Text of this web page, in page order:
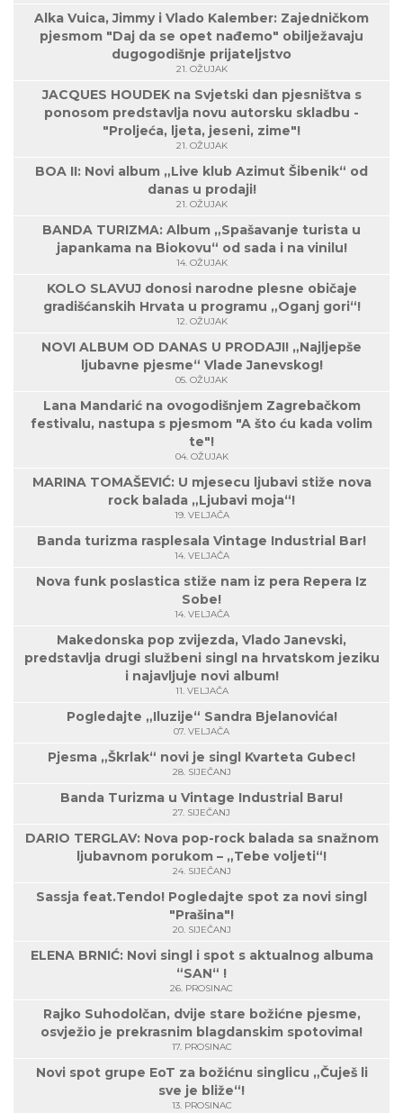
Alka Vuica, Jimmy i Vlado Kalember: Zajedničkom
pjesmom "Daj da se opet nađemo" obilježavaju
dugogodišnje prijateljstvo
21. OŽUJAK
JACQUES HOUDEK na Svjetski dan pjesništva s
ponosom predstavlja novu autorsku skladbu -
"Proljeća, ljeta, jeseni, zime"!
21. OŽUJAK
BOA II: Novi album „Live klub Azimut Šibenik“ od
danas u prodaji!
21. OŽUJAK
BANDA TURIZMA: Album „Spašavanje turista u
japankama na Biokovu“ od sada i na vinilu!
14. OŽUJAK
KOLO SLAVUJ donosi narodne plesne običaje
gradišćanskih Hrvata u programu „Oganj gori“!
12. OŽUJAK
NOVI ALBUM OD DANAS U PRODAJI! „Najljepše
ljubavne pjesme“ Vlade Janevskog!
05. OŽUJAK
Lana Mandarić na ovogodišnjem Zagrebačkom
festivalu, nastupa s pjesmom "A što ću kada volim
te"!
04. OŽUJAK
MARINA TOMAŠEVIĆ: U mjesecu ljubavi stiže nova
rock balada „Ljubavi moja“!
19. VELJAČA
Banda turizma rasplesala Vintage Industrial Bar!
14. VELJAČA
Nova funk poslastica stiže nam iz pera Repera Iz
Sobe!
14. VELJAČA
Makedonska pop zvijezda, Vlado Janevski,
predstavlja drugi službeni singl na hrvatskom jeziku
i najavljuje novi album!
11. VELJAČA
Pogledajte „Iluzije“ Sandra Bjelanovića!
07. VELJAČA
Pjesma „Škrlak“ novi je singl Kvarteta Gubec!
28. SIJEČANJ
Banda Turizma u Vintage Industrial Baru!
27. SIJEČANJ
DARIO TERGLAV: Nova pop-rock balada sa snažnom
ljubavnom porukom – „Tebe voljeti“!
24. SIJEČANJ
Sassja feat.Tendo! Pogledajte spot za novi singl
"Prašina"!
20. SIJEČANJ
ELENA BRNIĆ: Novi singl i spot s aktualnog albuma
“SAN“ !
26. PROSINAC
Rajko Suhodolčan, dvije stare božićne pjesme,
osvježio je prekrasnim blagdanskim spotovima!
17. PROSINAC
Novi spot grupe EoT za božićnu singlicu „Čuješ li
sve je bliže“!
13. PROSINAC